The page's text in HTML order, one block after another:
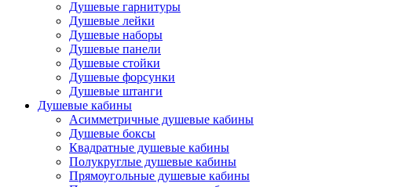
Душевые гарнитуры
Душевые лейки
Душевые наборы
Душевые панели
Душевые стойки
Душевые форсунки
Душевые штанги
Душевые кабины
Асимметричные душевые кабины
Душевые боксы
Квадратные душевые кабины
Полукруглые душевые кабины
Прямоугольные душевые кабины